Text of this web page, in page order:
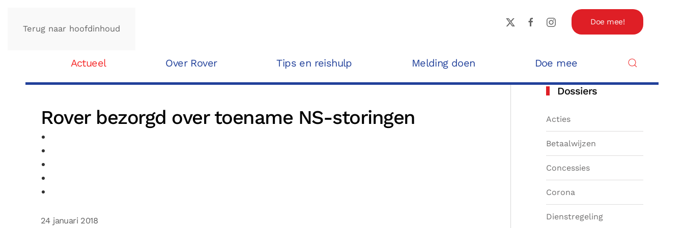
Terug naar hoofdinhoud
Doe mee!
Actueel Over Rover Tips en reishulp Melding doen Doe mee
Rover bezorgd over toename NS-storingen
24 januari 2018
Dossiers
Acties
Betaalwijzen
Concessies
Corona
Dienstregeling